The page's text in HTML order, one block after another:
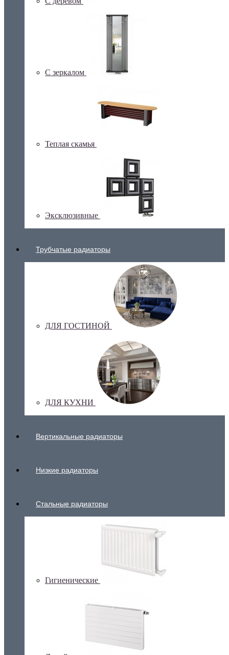
С зеркалом
Теплая скамья
Эксклюзивные
Трубчатые радиаторы
ДЛЯ ГОСТИНОЙ
ДЛЯ КУХНИ
Вертикальные радиаторы
Низкие радиаторы
Стальные радиаторы
Гигиенические